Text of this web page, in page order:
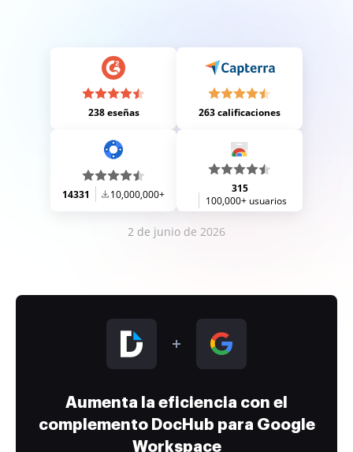
238 eseñas 263 calificaciones
14331 10,000,000+
315
100,000+ usuarios
2 de junio de 2026
Aumenta la eficiencia con el
complemento DocHub para Google
Workspace